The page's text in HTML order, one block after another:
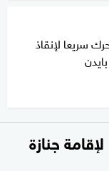
سريعا لإنقاذ
جنازة